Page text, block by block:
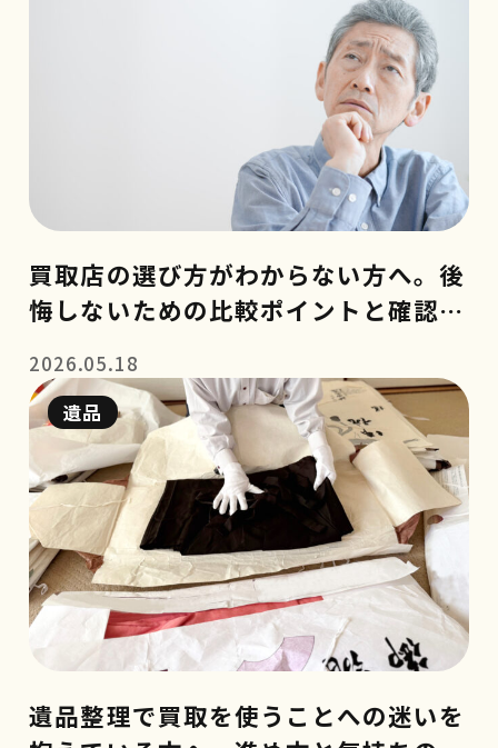
買取店の選び方がわからない方へ。後
悔しないための比較ポイントと確認事
2026.05.18
遺品
遺品整理で買取を使うことへの迷いを